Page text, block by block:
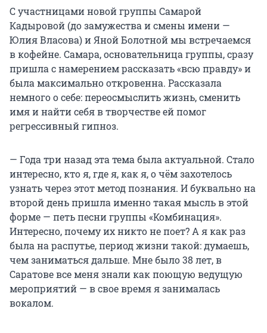
С участницами новой группы Самарой
Кадыровой (до замужества и смены имени —
Юлия Власова) и Яной Болотной мы встречаемся
в кофейне. Самара, основательница группы, сразу
пришла с намерением рассказать «всю правду» и
была максимально откровенна. Рассказала
немного о себе: переосмыслить жизнь, сменить
имя и найти себя в творчестве ей помог
регрессивный гипноз.
— Года три назад эта тема была актуальной. Стало
интересно, кто я, где я, как я, о чём захотелось
узнать через этот метод познания. И буквально на
второй день пришла именно такая мысль в этой
форме — петь песни группы «Комбинация».
Интересно, почему их никто не поет? А я как раз
была на распутье, период жизни такой: думаешь,
чем заниматься дальше. Мне было 38 лет, в
Саратове все меня знали как поющую ведущую
мероприятий — в свое время я занималась
вокалом.